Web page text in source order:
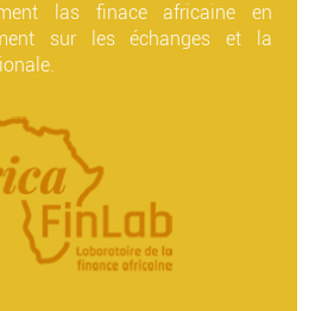
las finace africaine en
sur les échanges et la